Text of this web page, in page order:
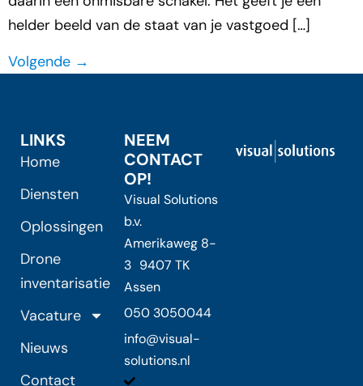
helder beeld van de staat van je vastgoed […]
Volgende →
LINKS
Home
Diensten
Oplossingen
Drone
inventarisatie
Vacature
Nieuws
Contact
NEEM
CONTACT
OP!
Visual Solutions
b.v.
Amerikaweg 8-
3 9407 TK
Assen
050 3050044
info@visual-
solutions.nl